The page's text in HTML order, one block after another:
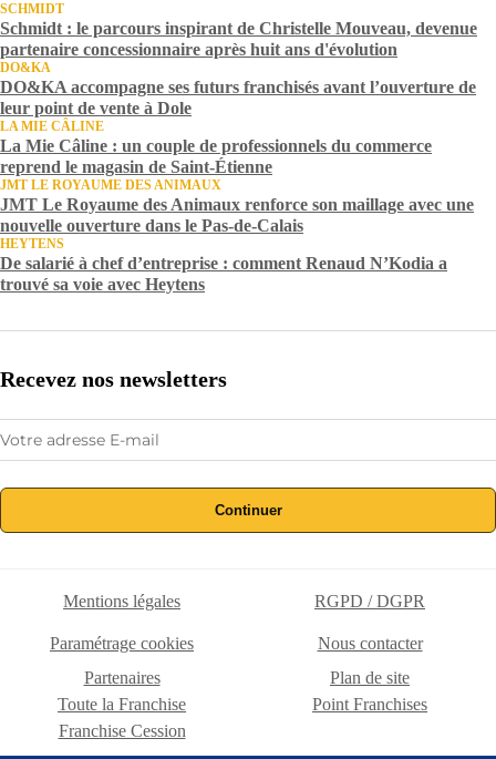
SCHMIDT
Schmidt : le parcours inspirant de Christelle Mouveau, devenue
partenaire concessionnaire après huit ans d'évolution
DO&KA
DO&KA accompagne ses futurs franchisés avant l’ouverture de
leur point de vente à Dole
LA MIE CÂLINE
La Mie Câline : un couple de professionnels du commerce
reprend le magasin de Saint-Étienne
JMT LE ROYAUME DES ANIMAUX
JMT Le Royaume des Animaux renforce son maillage avec une
nouvelle ouverture dans le Pas-de-Calais
HEYTENS
De salarié à chef d’entreprise : comment Renaud N’Kodia a
trouvé sa voie avec Heytens
Recevez nos newsletters
Continuer
Mentions légales RGPD / DGPR
Paramétrage cookies
Nous contacter
Partenaires
Plan de site
Toute la Franchise
Point Franchises
Franchise Cession